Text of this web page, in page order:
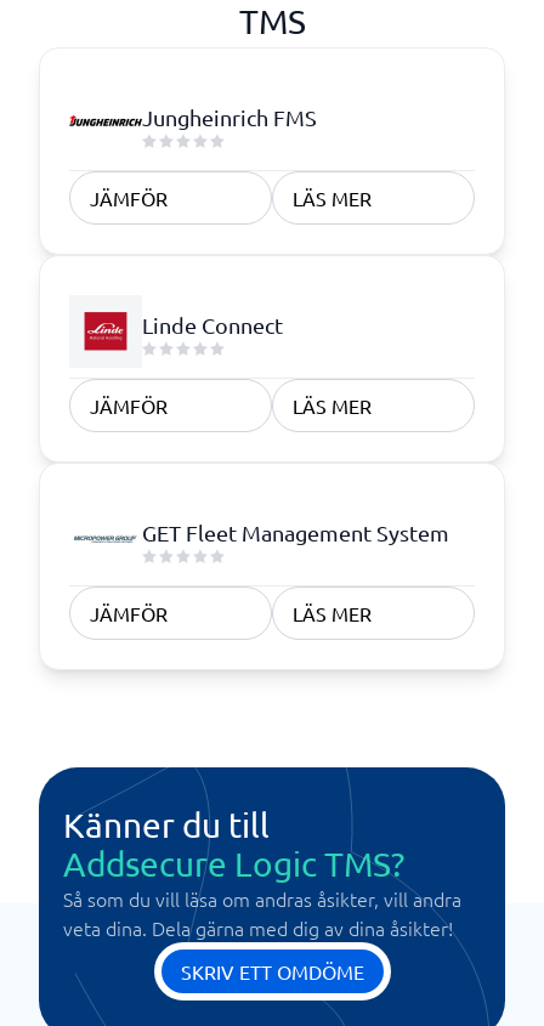
TMS
Jungheinrich FMS
JÄMFÖR LÄS MER
Linde Connect
JÄMFÖR LÄS MER
GET Fleet Management System
JÄMFÖR LÄS MER
Känner du till
Addsecure Logic TMS?
Så som du vill läsa om andras åsikter, vill andra
veta dina. Dela gärna med dig av dina åsikter!
SKRIV ETT OMDÖME